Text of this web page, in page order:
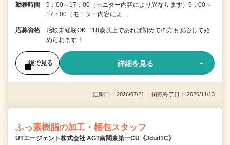
勤務時間
9：00～17：00（モニター内容により異なります）9：00～
17：00（モニター内容によ…
応募資格
治験未経験OK 18歳以上であれば初めての方も安心して始
められます！
後で見る 詳細を見る
更新日： 2026/07/21 掲載終了日： 2026/11/13
ふっ素樹脂の加工・梱包スタッフ
UTエージェント株式会社 AGT南関東第一CU《Jdud1C》